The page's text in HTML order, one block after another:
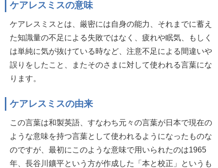
ケアレスミスの意味
ケアレスミスとは、厳密には自身の能力、それまでに蓄え
た知識量の不足による失敗ではなく、疲れや眠気、もしく
は単純に気が抜けている時など、注意不足による間違いや
誤りをしたこと、またそのさまに対して使われる言葉にな
ります。
ケアレスミスの由来
この言葉は和製英語、すなわち元々の言葉が日本で現在の
ような意味を持つ言葉として使われるようになったものな
のですが、最初にこのような意味で用いられたのは1965
年、長谷川鑛平という方が作成した「本と校正」というも